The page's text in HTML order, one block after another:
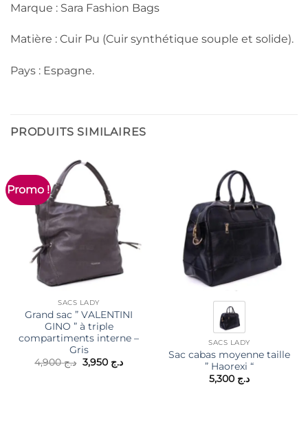
Marque : Sara Fashion Bags
Matière : Cuir Pu (Cuir synthétique souple et solide).
Pays : Espagne.
PRODUITS SIMILAIRES
Promo !
SACS LADY
Grand sac ” VALENTINI
GINO ” à triple
compartiments interne –
Gris
د.ج4,900
Le
prix
د.ج 3,950
Le
SACS LADY
Sac cabas moyenne taille
” Haorexi “
د.ج